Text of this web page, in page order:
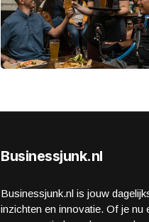
Businessjunk.nl
Businessjunk.nl is jouw
inzichten en innovatie. Of je nu